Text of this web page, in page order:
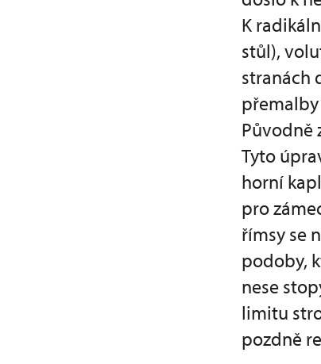
K
stůl),
stranách
Původně
Tyto
horní
pro
římsy se
podoby,
nese
limitu
pozdně